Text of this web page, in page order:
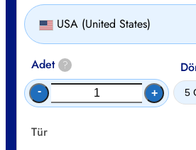
USA (United States)
Adet ?
- +
Tür